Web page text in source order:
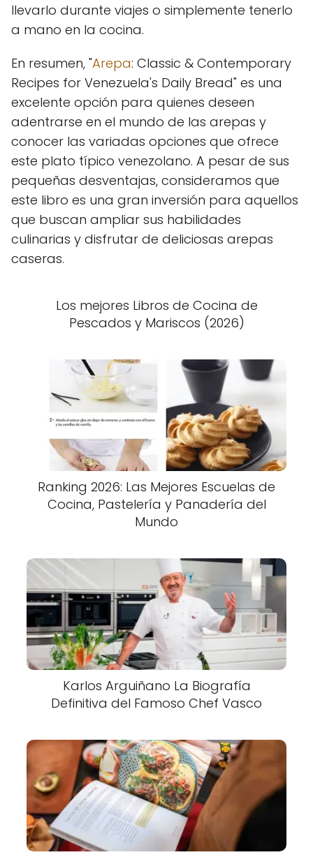
llevarlo durante viajes o simplemente tenerlo
a mano en la cocina.
En resumen, "Arepa: Classic & Contemporary
Recipes for Venezuela's Daily Bread" es una
excelente opción para quienes deseen
adentrarse en el mundo de las arepas y
conocer las variadas opciones que ofrece
este plato típico venezolano. A pesar de sus
pequeñas desventajas, consideramos que
este libro es una gran inversión para aquellos
que buscan ampliar sus habilidades
culinarias y disfrutar de deliciosas arepas
caseras.
Los mejores Libros de Cocina de
Pescados y Mariscos (2026)
Ranking 2026: Las Mejores Escuelas de
Cocina, Pastelería y Panadería del
Mundo
Karlos Arguiñano La Biografía
Definitiva del Famoso Chef Vasco